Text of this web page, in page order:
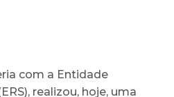
com a Entidade
realizou, hoje, uma